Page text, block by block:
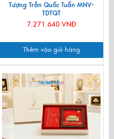
Tượng Trần Quốc Tuấn MNV-
TDTQT
7.271.640 VNĐ
Thêm vào giỏ hàng